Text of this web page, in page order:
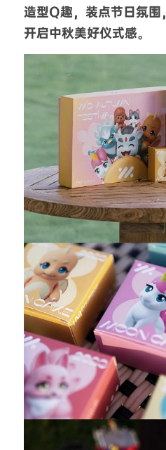
造型Q趣，装点节日氛围，
开启中秋美好仪式感。